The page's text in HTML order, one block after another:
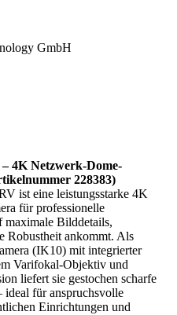
GmbH
4K Netzwerk-Dome-
228383)
ist eine leistungsstarke 4K
für professionelle
maximale Bilddetails,
Robustheit ankommt. Als
(IK10) mit integrierter
Varifokal-Objektiv und
liefert sie gestochen scharfe
für anspruchsvolle
Einrichtungen und